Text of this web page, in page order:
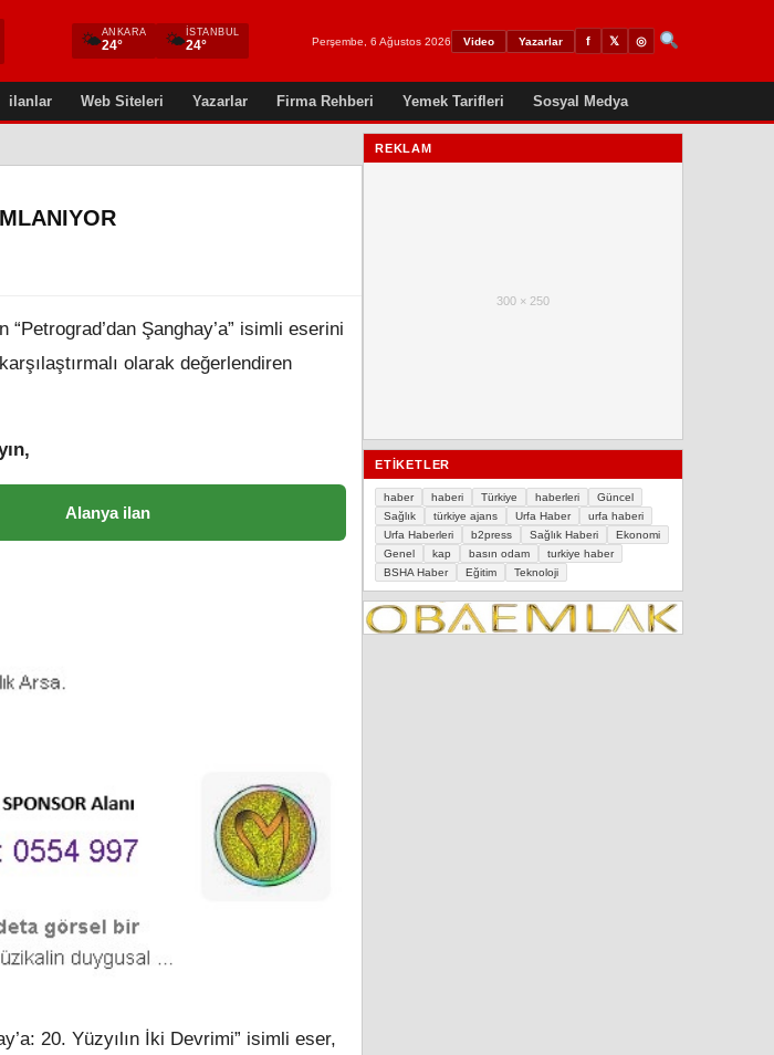
🌤ANKARA
24° 🌤 İSTANBUL
24° Perşembe, 6 Ağustos 2026 Video Yazarlar f 𝕏 ◎
ilanlar Web Siteleri Yazarlar Firma Rehberi Yemek Tarifleri Sosyal Medya
Şanghay’a” isimli eserini
olarak değerlendiren
Alanya ilan
20. Yüzyılın İki Devrimi” isimli eser,
REKLAM
300 × 250
ETIKETLER
haber haberi Türkiye haberleri
Güncel
Sağlık
türkiye ajans Urfa Haber
urfa haberi
Urfa Haberleri
b2press Sağlık Haberi
Ekonomi
Genel
kap basın odam
turkiye haber
BSHA Haber
Eğitim Teknoloji